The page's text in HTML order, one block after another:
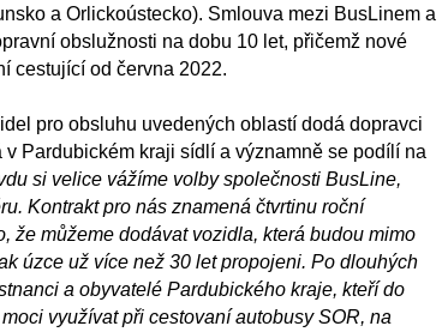
a Orlickoústecko). Smlouva mezi BusLinem a
obslužnosti na dobu 10 let, přičemž nové
cestující od června 2022.
pro obsluhu uvedených oblastí dodá dopravci
Pardubickém kraji sídlí a významně se podílí na
si velice vážíme volby společnosti BusLine,
Kontrakt pro nás znamená čtvrtinu roční
že můžeme dodávat vozidla, která budou mimo
úzce už více než 30 let propojeni. Po dlouhých
a obyvatelé Pardubického kraje, kteří do
využívat při cestovaní autobusy SOR, na